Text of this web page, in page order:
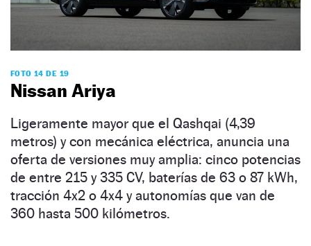
FOTO 14 DE 19
Nissan Ariya
Ligeramente mayor que el Qashqai (4,39
metros) y con mecánica eléctrica, anuncia una
oferta de versiones muy amplia: cinco potencias
de entre 215 y 335 CV, baterías de 63 o 87 kWh,
tracción 4x2 o 4x4 y autonomías que van de
360 hasta 500 kilómetros.